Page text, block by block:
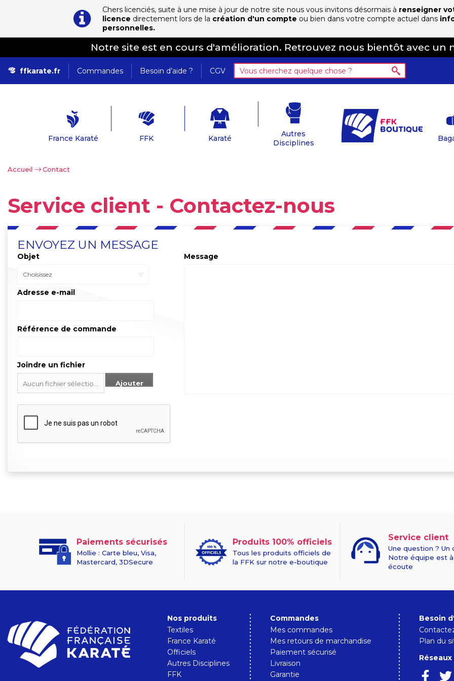
Chers licenciés, suite à une mise à jour de notre site nous vous invitons désormais à renseigner
licence directement lors de la création d'un compte ou bien dans votre compte actuel dans
personnelles.
Notre site est en cours d'amélioration. Retrouvez nous bientôt avec un
ffkarate.fr Commandes Besoin d’aide ? CGV
France Karaté FFK Karaté
Autres
Disciplines
Accueil > Contact
Service client - Contactez-nous
ENVOYEZ UN MESSAGE
Objet
Choisissez
Adresse e-mail
Référence de commande
Joindre un fichier
Aucun fichier sélectionné Ajouter
Message
Paiements sécurisés
Mollie : Carte bleu, Visa,
Mastercard, 3DSecure
Produits 100% officiels
Tous les produits officiels de
la FFK sur notre e-boutique
Service client
Une question ? Un
Notre équipe est
écoute
Nos produits
Textiles
France Karaté
Officiels
Autres Disciplines
FFK
Commandes
Mes commandes
Mes retours de marchandise
Paiement sécurisé
Livraison
Garantie
Besoin
Plan du